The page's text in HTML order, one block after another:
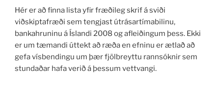
Hér er að finna lista yfir fræðileg skrif á sviði
viðskiptafræði sem tengjast útrásartímabilinu,
bankahruninu á Íslandi 2008 og afleiðingum þess. Ekki
er um tæmandi úttekt að ræða en efninu er ætlað að
gefa vísbendingu um þær fjölbreyttu rannsóknir sem
stundaðar hafa verið á þessum vettvangi.